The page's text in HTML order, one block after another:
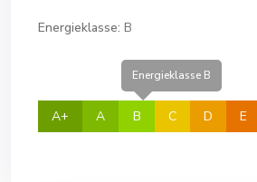
Energieklasse: B
A+ A
Energieklasse B
B C D E